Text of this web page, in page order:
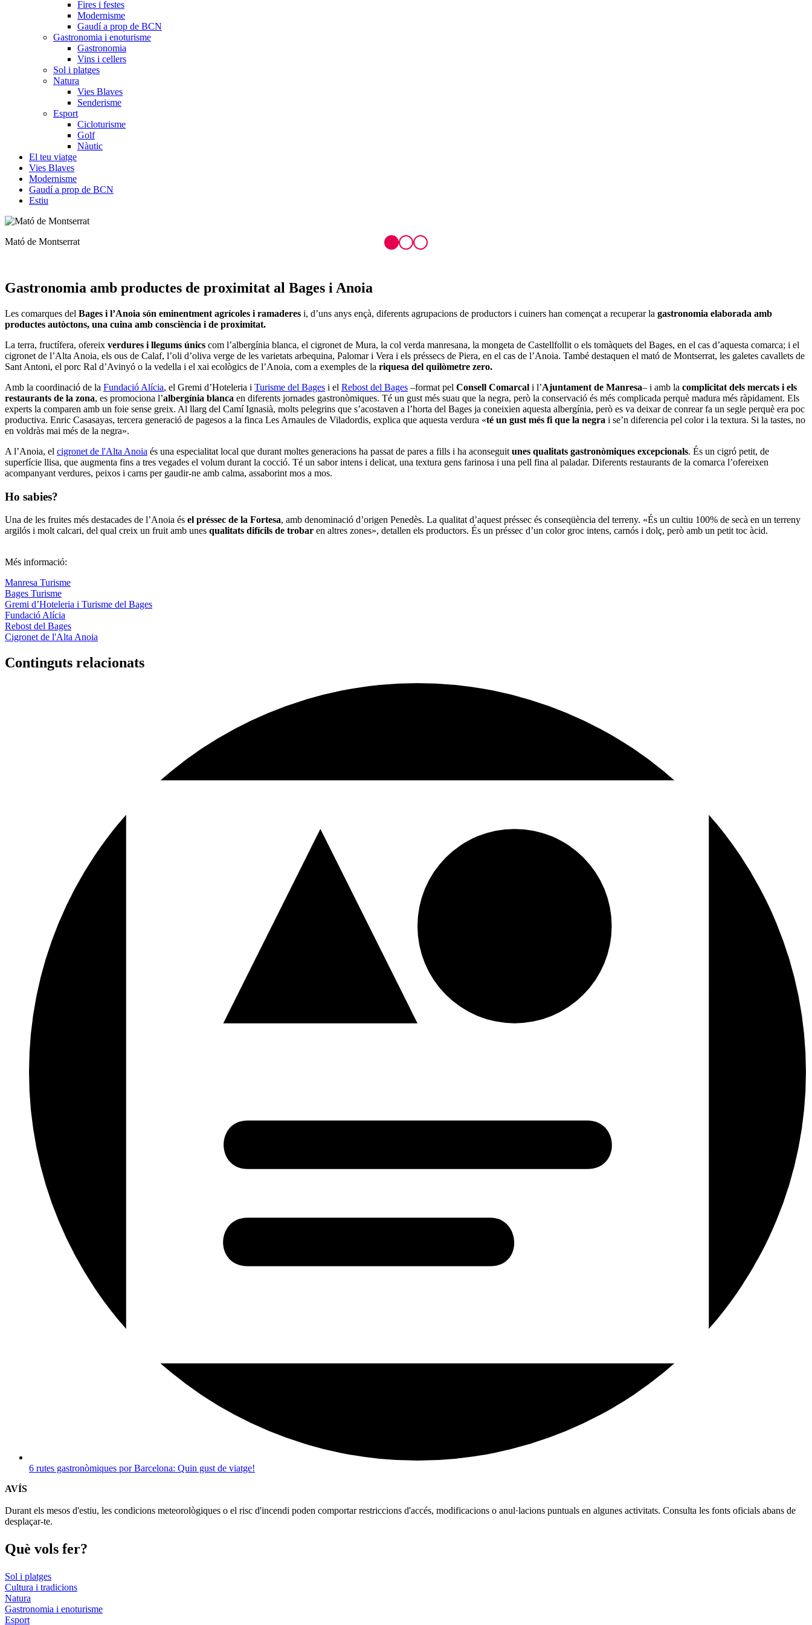
Fires i festes
Modernisme
Gaudí a prop de BCN
Gastronomia i enoturisme
Gastronomia
Vins i cellers
Sol i platges
Natura
Vies Blaves
Senderisme
Esport
Cicloturisme
Golf
Nàutic
El teu viatge
Vies Blaves
Modernisme
Gaudí a prop de BCN
Estiu
Cigronet de l'Alta Anoia
Gastronomia amb productes de proximitat al Bages i Anoia
Les comarques del Bages i l’Anoia són eminentment agrícoles i ramaderes i, d’uns anys ençà, diferents agrupacions de productors i cuiners han començat a recuperar la gastronomia elaborada amb
productes autòctons, una cuina amb consciència i de proximitat.
La terra, fructífera, ofereix verdures i llegums únics com l’albergínia blanca, el cigronet de Mura, la col verda manresana, la mongeta de Castellfollit o els tomàquets del Bages, en el cas d’aquesta comarca; i el
cigronet de l’Alta Anoia, els ous de Calaf, l’oli d’oliva verge de les varietats arbequina, Palomar i Vera i els préssecs de Piera, en el cas de l’Anoia. També destaquen el mató de Montserrat, les galetes cavallets de
Sant Antoni, el porc Ral d’Avinyó o la vedella i el xai ecològics de l’Anoia, com a exemples de la riquesa del quilòmetre zero.
Amb la coordinació de la Fundació Alícia, el Gremi d’Hoteleria i Turisme del Bages i el Rebost del Bages –format pel Consell Comarcal i l’Ajuntament de Manresa– i amb la complicitat dels mercats i els
restaurants de la zona, es promociona l’albergínia blanca en diferents jornades gastronòmiques. Té un gust més suau que la negra, però la conservació és més complicada perquè madura més ràpidament. Els
experts la comparen amb un foie sense greix. Al llarg del Camí Ignasià, molts pelegrins que s’acostaven a l’horta del Bages ja coneixien aquesta albergínia, però es va deixar de conrear fa un segle perquè era poc
productiva. Enric Casasayas, tercera generació de pagesos a la finca Les Arnaules de Viladordis, explica que aquesta verdura «té un gust més fi que la negra i se’n diferencia pel color i la textura. Si la tastes, no
en voldràs mai més de la negra».
A l’Anoia, el cigronet de l'Alta Anoia és una especialitat local que durant moltes generacions ha passat de pares a fills i ha aconseguit unes qualitats gastronòmiques excepcionals. És un cigró petit, de
superfície llisa, que augmenta fins a tres vegades el volum durant la cocció. Té un sabor intens i delicat, una textura gens farinosa i una pell fina al paladar. Diferents restaurants de la comarca l’ofereixen
acompanyant verdures, peixos i carns per gaudir-ne amb calma, assaborint mos a mos.
Ho sabies?
Una de les fruites més destacades de l’Anoia és el préssec de la Fortesa, amb denominació d’origen Penedès. La qualitat d’aquest préssec és conseqüència del terreny. «És un cultiu 100% de secà en un terreny
argilós i molt calcari, del qual creix un fruit amb unes qualitats difícils de trobar en altres zones», detallen els productors. És un préssec d’un color groc intens, carnós i dolç, però amb un petit toc àcid.
Més informació:
Manresa Turisme
Bages Turisme
Gremi d’Hoteleria i Turisme del Bages
Fundació Alícia
Rebost del Bages
Cigronet de l'Alta Anoia
Continguts relacionats
6 rutes gastronòmiques por Barcelona: Quin gust de viatge!
AVÍS
Durant els mesos d'estiu, les condicions meteorològiques o el risc d'incendi poden comportar restriccions d'accés, modificacions o anul·lacions puntuals en algunes activitats. Consulta les fonts oficials abans de
desplaçar-te.
Què vols fer?
Sol i platges
Cultura i tradicions
Natura
Gastronomia i enoturisme
Esport